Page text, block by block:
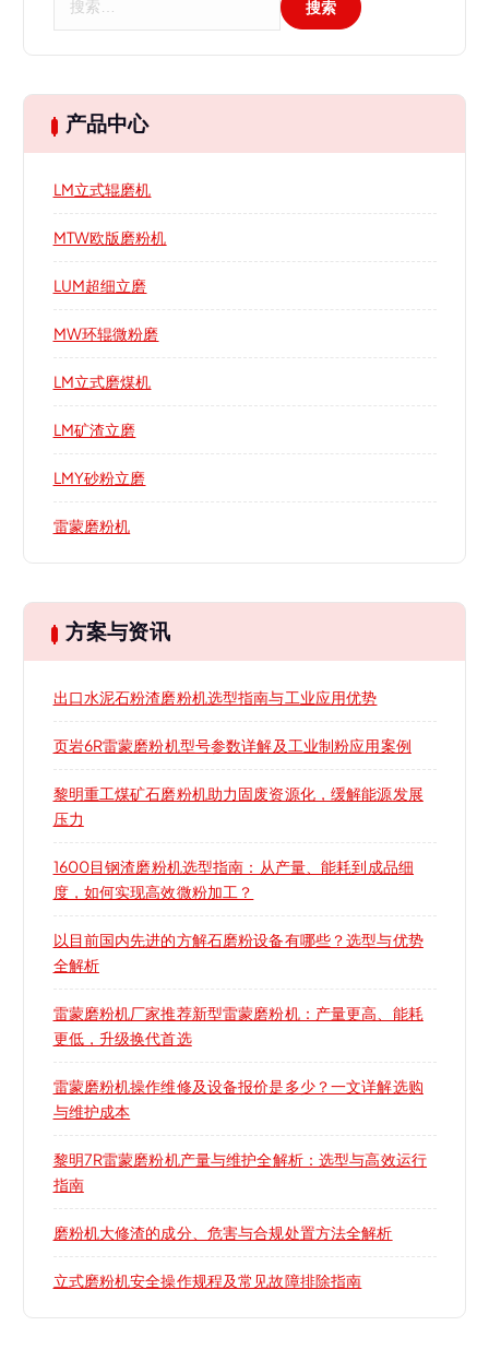
产品中心
LM立式辊磨机
MTW欧版磨粉机
LUM超细立磨
MW环辊微粉磨
LM立式磨煤机
LM矿渣立磨
LMY砂粉立磨
雷蒙磨粉机
方案与资讯
出口水泥石粉渣磨粉机选型指南与工业应用优势
页岩6R雷蒙磨粉机型号参数详解及工业制粉应用案例
黎明重工煤矿石磨粉机助力固废资源化，缓解能源发展
压力
1600目钢渣磨粉机选型指南：从产量、能耗到成品细
度，如何实现高效微粉加工？
以目前国内先进的方解石磨粉设备有哪些？选型与优势
全解析
雷蒙磨粉机厂家推荐新型雷蒙磨粉机：产量更高、能耗
更低，升级换代首选
雷蒙磨粉机操作维修及设备报价是多少？一文详解选购
与维护成本
黎明7R雷蒙磨粉机产量与维护全解析：选型与高效运行
指南
磨粉机大修渣的成分、危害与合规处置方法全解析
立式磨粉机安全操作规程及常见故障排除指南